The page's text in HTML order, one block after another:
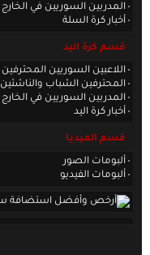
المدربين السوريين في الخارج
أخبار كرة السلة
قسم كرة اليد
اللاعبين السوريين المحترفين
المحترفين الشباب والناشئين
المدربين السوريين في الخارج
أخبار كرة اليد
قسم الميديا
ألبومات الصور
ألبومات الفيديو